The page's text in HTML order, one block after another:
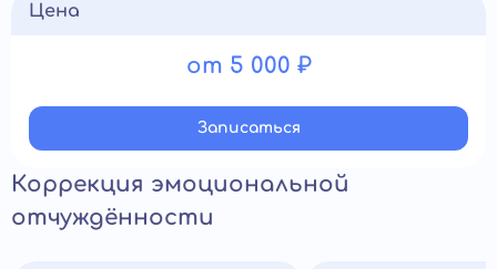
Цена
от 5 000 ₽
Записатьcя
Коррекция эмоциональной
отчуждённости